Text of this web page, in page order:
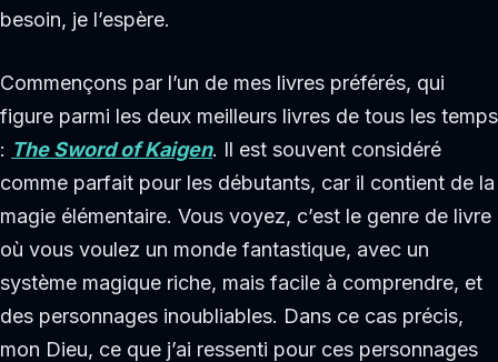
besoin, je l’espère.
Commençons par l’un de mes livres préférés, qui
figure parmi les deux meilleurs livres de tous les temps
: The Sword of Kaigen. Il est souvent considéré
comme parfait pour les débutants, car il contient de la
magie élémentaire. Vous voyez, c’est le genre de livre
où vous voulez un monde fantastique, avec un
système magique riche, mais facile à comprendre, et
des personnages inoubliables. Dans ce cas précis,
mon Dieu, ce que j’ai ressenti pour ces personnages